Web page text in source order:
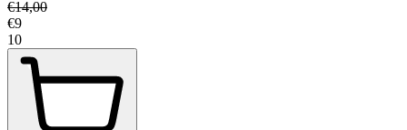
€14,00
€9
10